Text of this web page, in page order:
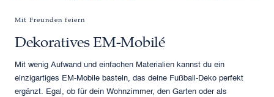
Mit Freunden feiern
Dekoratives EM-Mobilé
Mit wenig Aufwand und einfachen Materialien kannst du ein
einzigartiges EM-Mobile basteln, das deine Fußball-Deko perfekt
ergänzt. Egal, ob für dein Wohnzimmer, den Garten oder als